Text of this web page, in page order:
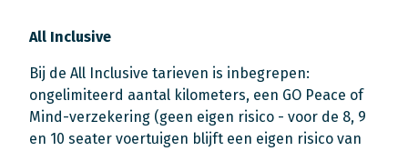
All Inclusive
Bij de All Inclusive tarieven is inbegrepen:
ongelimiteerd aantal kilometers, een GO Peace of
Mind-verzekering (geen eigen risico - voor de 8, 9
en 10 seater voertuigen blijft een eigen risico van